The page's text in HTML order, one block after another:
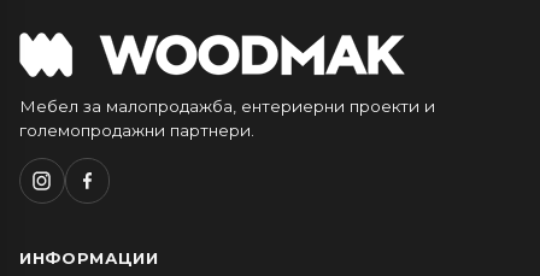
Мебел за малопродажба, ентериерни проекти и
големопродажни партнери.
ИНФОРМАЦИИ